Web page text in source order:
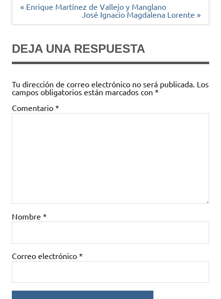
Navegación
« Enrique Martínez de Vallejo y Manglano
José Ignacio Magdalena Lorente »
DEJA UNA RESPUESTA
Tu dirección de correo electrónico no será publicada. Los
campos obligatorios están marcados con *
Comentario *
Nombre *
Correo electrónico *